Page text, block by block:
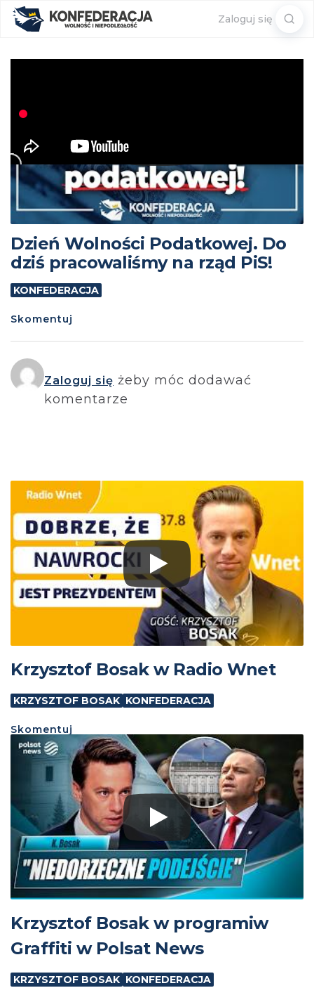
Zaloguj się
Dzień Wolności Podatkowej. Do
dziś pracowaliśmy na rząd PiS!
KONFEDERACJA
Skomentuj
Zaloguj się żeby móc dodawać
komentarze
Krzysztof Bosak w Radio Wnet
KRZYSZTOF BOSAK KONFEDERACJA
Skomentuj
Krzysztof Bosak w programiw
Graffiti w Polsat News
KRZYSZTOF BOSAK KONFEDERACJA